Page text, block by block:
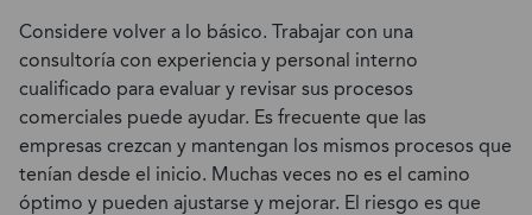
Considere volver a lo básico. Trabajar con una
consultoría con experiencia y personal interno
cualificado para evaluar y revisar sus procesos
comerciales puede ayudar. Es frecuente que las
empresas crezcan y mantengan los mismos procesos que
tenían desde el inicio. Muchas veces no es el camino
óptimo y pueden ajustarse y mejorar. El riesgo es que